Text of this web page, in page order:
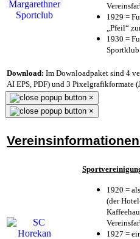
1929 =
„Pfeil“
1930 =
Sportklub
Download: Im Downloadpaket sind 4
AI EPS, PDF) und 3 Pixelgrafikformate
×
×
1920 =
(der
1927 =